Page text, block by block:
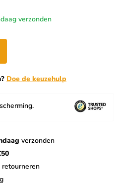
verzonden
Doe de keuzehulp
verzonden
retourneren